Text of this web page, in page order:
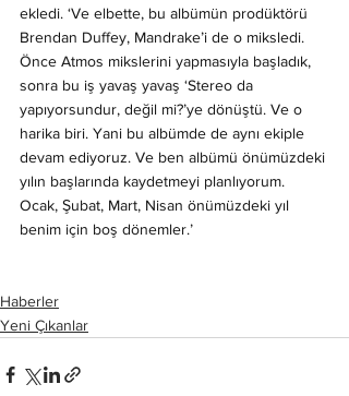
ekledi. ‘Ve elbette, bu albümün prodüktörü
Brendan Duffey, Mandrake’i de o miksledi.
Önce Atmos mikslerini yapmasıyla başladık,
sonra bu iş yavaş yavaş ‘Stereo da
yapıyorsundur, değil mi?’ye dönüştü. Ve o
harika biri. Yani bu albümde de aynı ekiple
devam ediyoruz. Ve ben albümü önümüzdeki
yılın başlarında kaydetmeyi planlıyorum.
Ocak, Şubat, Mart, Nisan önümüzdeki yıl
benim için boş dönemler.’
Haberler
Yeni Çıkanlar